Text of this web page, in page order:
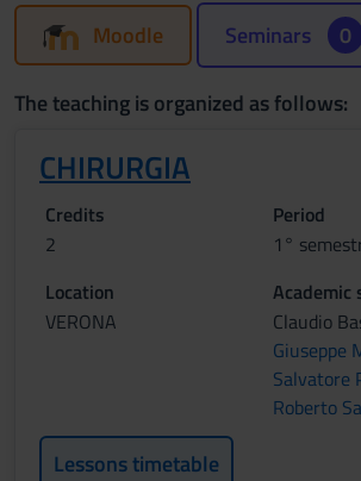
Moodle Seminars 0
The teaching is organized as follows:
CHIRURGIA
Credits
2
Period
1°
Location
VERONA
Academic
Claudio
Giuseppe
Salvatore
Roberto
Lessons timetable